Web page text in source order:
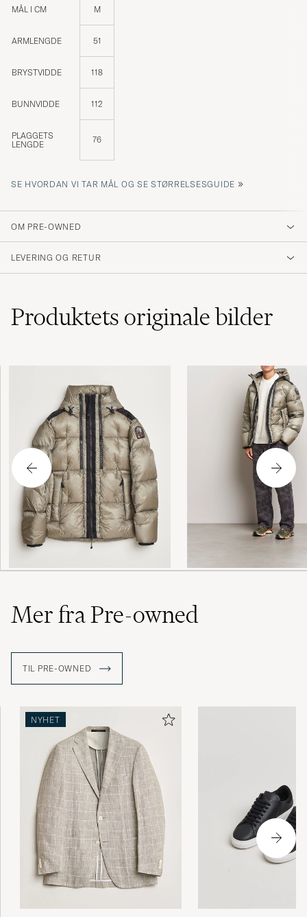
MÅL I CM M
ARMLENGDE 51
BRYSTVIDDE 118
BUNNVIDDE 112
PLAGGETS
LENGDE
76
SE HVORDAN VI TAR MÅL OG SE STØRRELSESGUIDE »
OM PRE-OWNED
LEVERING OG RETUR
Produktets originale bilder
Mer fra Pre-owned
TIL PRE-OWNED
NYHET